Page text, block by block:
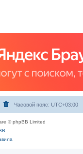
Часовой пояс: UTC+03:00
© phpBB Limited